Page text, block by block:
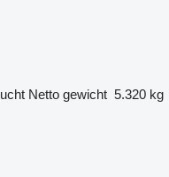
Netto gewicht 5.320 kg